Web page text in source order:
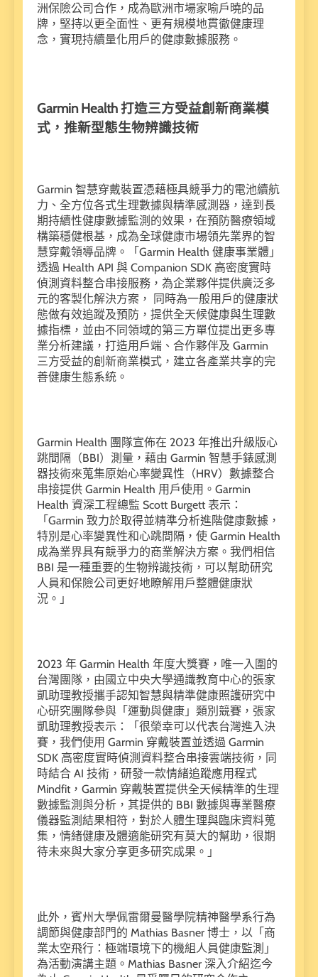
洲保險公司合作，成為歐洲市場家喻戶曉的品
牌，堅持以更全面性、更有規模地貫徹健康理
念，實現持續量化用戶的健康數據服務。
Garmin Health 打造三方受益創新商業模
式，推新型態生物辨識技術
Garmin 智慧穿戴裝置憑藉極具競爭力的電池續航
力、全方位各式生理數據與精準感測器，達到長
期持續性健康數據監測的效果，在預防醫療領域
構築穩健根基，成為全球健康市場領先業界的智
慧穿戴領導品牌。「Garmin Health 健康事業體」
透過 Health API 與 Companion SDK 高密度實時
偵測資料整合串接服務，為企業夥伴提供廣泛多
元的客製化解決方案， 同時為一般用戶的健康狀
態做有效追蹤及預防，提供全天候健康與生理數
據指標，並由不同領域的第三方單位提出更多專
業分析建議，打造用戶端、合作夥伴及 Garmin
三方受益的創新商業模式，建立各產業共享的完
善健康生態系統。
Garmin Health 團隊宣佈在 2023 年推出升級版心
跳間隔（BBI）測量，藉由 Garmin 智慧手錶感測
器技術來蒐集原始心率變異性（HRV）數據整合
串接提供 Garmin Health 用戶使用。Garmin
Health 資深工程總監 Scott Burgett 表示：
「Garmin 致力於取得並精準分析進階健康數據，
特別是心率變異性和心跳間隔，使 Garmin Health
成為業界具有競爭力的商業解決方案。我們相信
BBI 是一種重要的生物辨識技術，可以幫助研究
人員和保險公司更好地瞭解用戶整體健康狀
況。」
2023 年 Garmin Health 年度大獎賽，唯一入圍的
台灣團隊，由國立中央大學通識教育中心的張家
凱助理教授攜手認知智慧與精準健康照護研究中
心研究團隊參與「運動與健康」類別競賽，張家
凱助理教授表示：「很榮幸可以代表台灣進入決
賽，我們使用 Garmin 穿戴裝置並透過 Garmin
SDK 高密度實時偵測資料整合串接雲端技術，同
時結合 AI 技術，研發一款情緒追蹤應用程式
Mindfit，Garmin 穿戴裝置提供全天候精準的生理
數據監測與分析，其提供的 BBI 數據與專業醫療
儀器監測結果相符，對於人體生理與臨床資料蒐
集，情緒健康及體適能研究有莫大的幫助，很期
待未來與大家分享更多研究成果。」
此外，賓州大學佩雷爾曼醫學院精神醫學系行為
調節與健康部門的 Mathias Basner 博士，以「商
業太空飛行：極端環境下的機組人員健康監測」
為活動演講主題。Mathias Basner 深入介紹迄今